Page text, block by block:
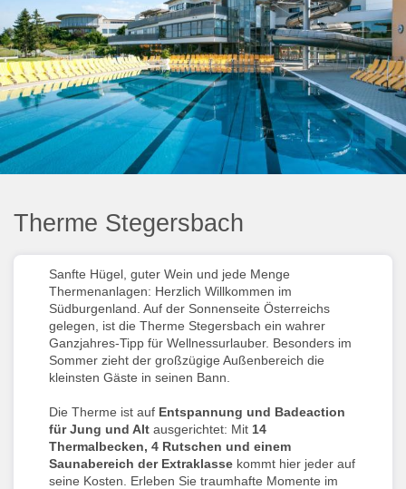
Therme Stegersbach
Sanfte Hügel, guter Wein und jede Menge
Thermenanlagen: Herzlich Willkommen im
Südburgenland. Auf der Sonnenseite Österreichs
gelegen, ist die Therme Stegersbach ein wahrer
Ganzjahres-Tipp für Wellnessurlauber. Besonders im
Sommer zieht der großzügige Außenbereich die
kleinsten Gäste in seinen Bann.
Die Therme ist auf Entspannung und Badeaction
für Jung und Alt ausgerichtet: Mit 14
Thermalbecken, 4 Rutschen und einem
Saunabereich der Extraklasse kommt hier jeder auf
seine Kosten. Erleben Sie traumhafte Momente im